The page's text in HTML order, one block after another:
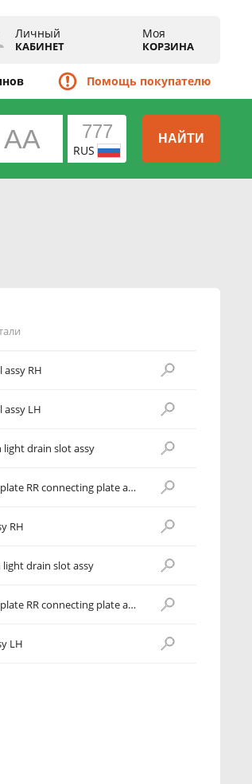
Личный
КАБИНЕТ
Моя
КОРЗИНА
Помощь покупателю
RUS
НАЙТИ
RH
assy LH
light drain slot assy
Quarter panel OTR plate RR connecting plate assy RH
RH
light drain slot assy
Quarter panel OTR plate RR connecting plate assy LH
LH